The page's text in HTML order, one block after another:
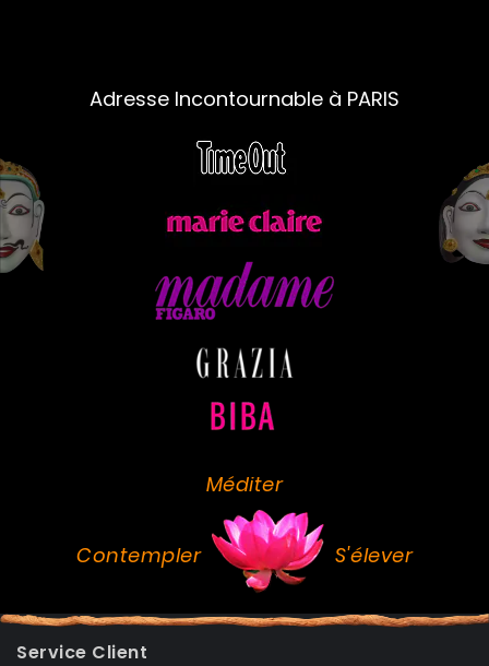
Adresse Incontournable à PARIS
Méditer
Contempler S'élever
Service Client